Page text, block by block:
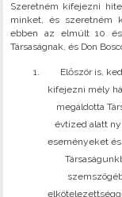
Szeretném kifejezni
minket, és szeretném
ebben az elmúlt 10
Társaságnak, és Don
Először is,
kifejezni mély
megáldotta
évtized alatt
eseményeket